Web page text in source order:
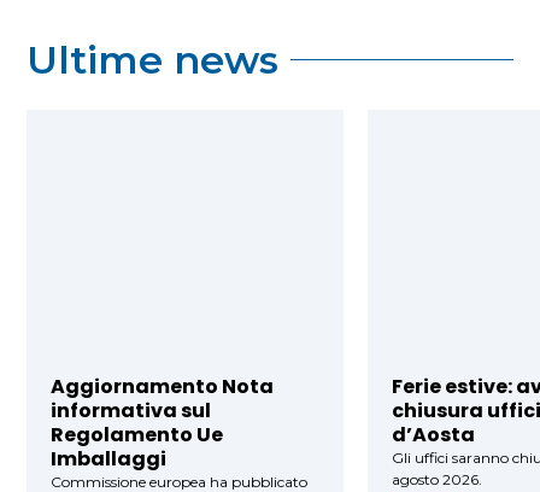
Ultime news
Aggiornamento Nota
informativa sul
Regolamento Ue
Imballaggi
Commissione europea ha pubblicato
Ferie estive:
chiusura
d’Aosta
Gli uffici saranno
agosto 2026.